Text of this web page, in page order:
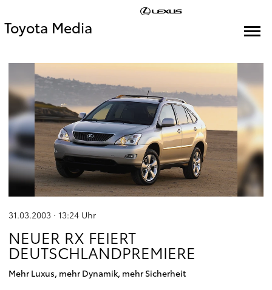
Toyota Media
31.03.2003 · 13:24 Uhr
NEUER RX FEIERT
DEUTSCHLANDPREMIERE
Mehr Luxus, mehr Dynamik, mehr Sicherheit